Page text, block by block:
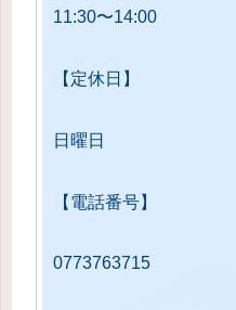
11:30〜14:00
【定休日】
日曜日
【電話番号】
0773763715